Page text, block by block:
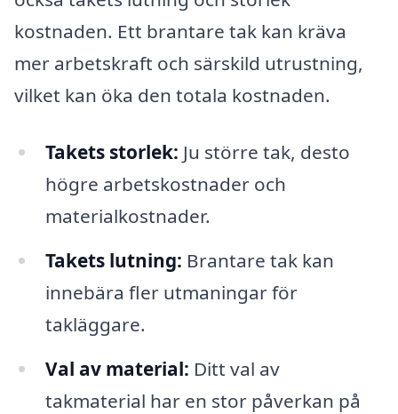
kostnaden. Ett brantare tak kan kräva
mer arbetskraft och särskild utrustning,
vilket kan öka den totala kostnaden.
Takets storlek: Ju större tak, desto
högre arbetskostnader och
materialkostnader.
Takets lutning: Brantare tak kan
innebära fler utmaningar för
takläggare.
Val av material: Ditt val av
takmaterial har en stor påverkan på